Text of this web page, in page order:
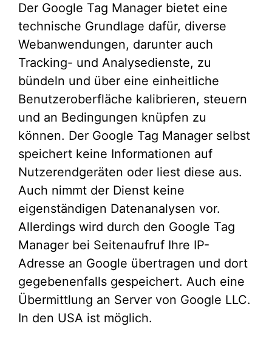
Der Google Tag Manager bietet eine
technische Grundlage dafür, diverse
Webanwendungen, darunter auch
Tracking- und Analysedienste, zu
bündeln und über eine einheitliche
Benutzeroberfläche kalibrieren, steuern
und an Bedingungen knüpfen zu
können. Der Google Tag Manager selbst
speichert keine Informationen auf
Nutzerendgeräten oder liest diese aus.
Auch nimmt der Dienst keine
eigenständigen Datenanalysen vor.
Allerdings wird durch den Google Tag
Manager bei Seitenaufruf Ihre IP-
Adresse an Google übertragen und dort
gegebenenfalls gespeichert. Auch eine
Übermittlung an Server von Google LLC.
In den USA ist möglich.